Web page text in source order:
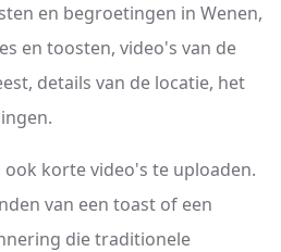
en begroetingen in Wenen,
en toosten, video's van de
details van de locatie, het
korte video's te uploaden.
van een toast of een
die traditionele